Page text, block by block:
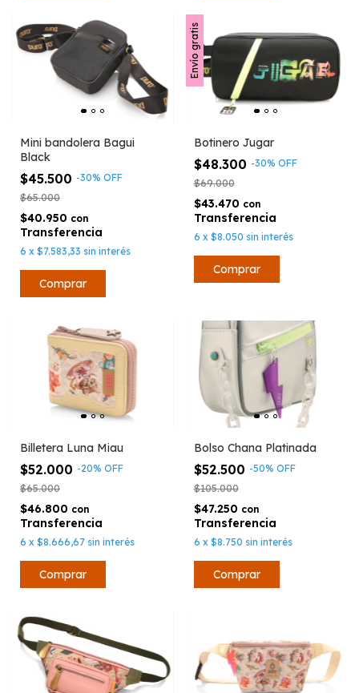
Mini bandolera Bagui
Black
$45.500 -30% OFF
$65.000
$40.950 con
6 x $7.583,33 sin interés
Envío gratis
Botinero Jugar
$48.300 -30% OFF
$69.000
$43.470 con
6 x $8.050 sin interés
Billetera Luna Miau
$52.000 -20% OFF
$65.000
$46.800 con
6 x $8.666,67 sin interés
Bolso Chana Platinada
$52.500 -50% OFF
$105.000
$47.250 con
6 x $8.750 sin interés